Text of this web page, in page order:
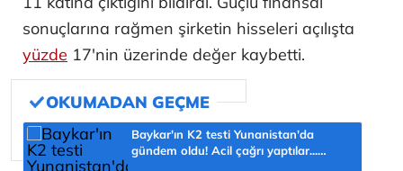
sonuçlarına rağmen şirketin hisseleri açılışta
yüzde 17'nin üzerinde değer kaybetti.
Baykar'ın K2 testi Yunanistan'da
gündem oldu! Acil çağrı yaptılar...